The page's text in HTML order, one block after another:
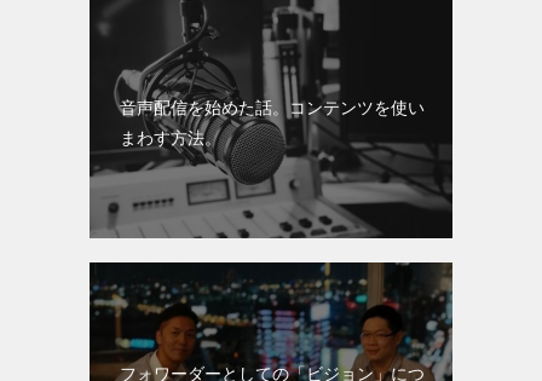
音声配信を始めた話。コンテンツを使い
まわす方法。
フォワーダーとしての「ビジョン」につ